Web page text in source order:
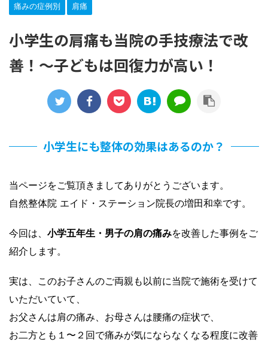
痛みの症例別 肩痛
小学生の肩痛も当院の手技療法で改
善！〜子どもは回復力が高い！
小学生にも整体の効果はあるのか？
当ページをご覧頂きましてありがとうございます。
自然整体院 エイド・ステーション院長の増田和幸です。
今回は、 小学五年生・男子の肩の痛みを改善した事例をご
紹介します。
実は、このお子さんのご両親も以前に当院で施術を受けて
いただいていて、
お父さんは肩の痛み、お母さんは腰痛の症状で、
お二方とも１〜２回で痛みが気にならなくなる程度に改善